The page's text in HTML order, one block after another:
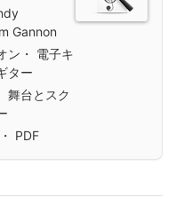
Gannon
ン・ 電子キ
ター
舞台とスク
PDF